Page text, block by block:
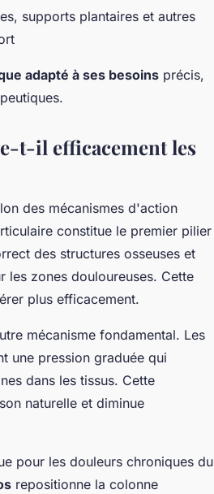
supports plantaires et autres
adapté à ses besoins précis,
t-il efficacement les
des mécanismes d'action
constitue le premier pilier
des structures osseuses et
les zones douloureuses. Cette
plus efficacement.
mécanisme fondamental. Les
une pression graduée qui
dans les tissus. Cette
naturelle et diminue
pour les douleurs chroniques du
repositionne la colonne